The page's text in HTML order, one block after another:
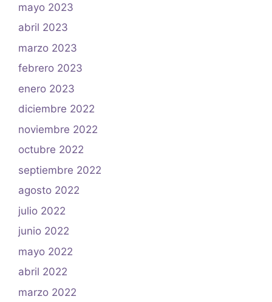
mayo 2023
abril 2023
marzo 2023
febrero 2023
enero 2023
diciembre 2022
noviembre 2022
octubre 2022
septiembre 2022
agosto 2022
julio 2022
junio 2022
mayo 2022
abril 2022
marzo 2022